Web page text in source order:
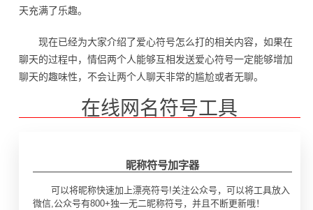
天充满了乐趣。
现在已经为大家介绍了爱心符号怎么打的相关内容，如果在
聊天的过程中，情侣两个人能够互相发送爱心符号一定能够增加
聊天的趣味性，不会让两个人聊天非常的尴尬或者无聊。
在线网名符号工具
昵称符号加字器
可以将昵称快速加上漂亮符号!关注公众号，可以将工具放入
微信,公众号有800+独一无二昵称符号，并且不断更新哦！